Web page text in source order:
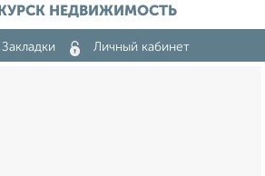
КУРСК НЕДВИЖИМОСТЬ
Закладки Личный кабинет